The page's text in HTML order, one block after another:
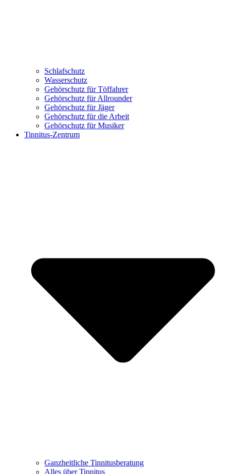
Schlafschutz
Wasserschutz
Gehörschutz für Töffahrer
Gehörschutz für Allrounder
Gehörschutz für Jäger
Gehörschutz für die Arbeit
Gehörschutz für Musiker
Tinnitus-Zentrum
Ganzheitliche Tinnitusberatung
Alles über Tinnitus